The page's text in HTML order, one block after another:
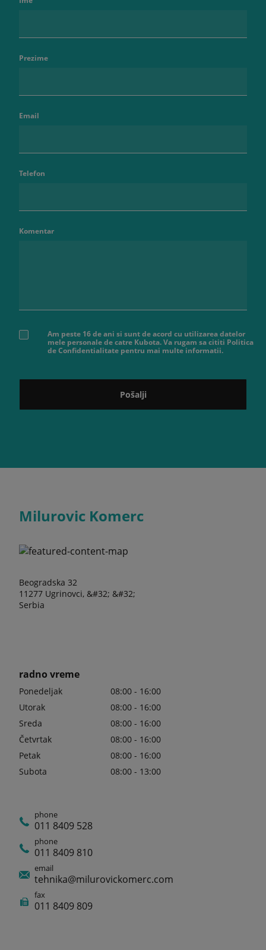
Prezime
Email
Telefon
Komentar
Am peste 16 de ani si sunt de acord cu utilizarea datelor
mele personale de catre Kubota. Va rugam sa cititi Politica
de Confidentialitate pentru mai multe informatii.
Pošalji
Milurovic Komerc
Beogradska 32
11277 Ugrinovci, &#32; &#32;
Serbia
radno vreme
Ponedeljak
08:00 - 16:00
Utorak
08:00 - 16:00
Sreda
08:00 - 16:00
Četvrtak
08:00 - 16:00
Petak
08:00 - 16:00
Subota
08:00 - 13:00
phone
011 8409 528
phone
011 8409 810
email
tehnika@milurovickomerc.com
fax
011 8409 809